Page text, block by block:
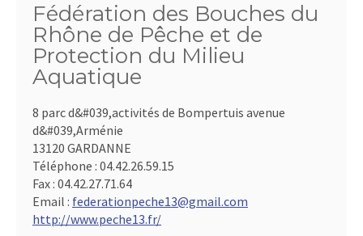
Fédération des Bouches du
Rhône de Pêche et de
Protection du Milieu
Aquatique
8 parc d&#039,activités de Bompertuis avenue
d&#039,Arménie
13120 GARDANNE
Téléphone : 04.42.26.59.15
Fax : 04.42.27.71.64
Email : federationpeche13@gmail.com
http://www.peche13.fr/